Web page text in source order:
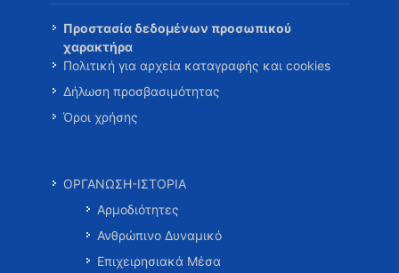
Προστασία δεδομένων προσωπικού
χαρακτήρα
Πολιτική για αρχεία καταγραφής και cookies
Δήλωση προσβασιμότητας
Όροι χρήσης
ΟΡΓΑΝΩΣΗ-ΙΣΤΟΡΙΑ
Αρμοδιότητες
Ανθρώπινο Δυναμικό
Επιχειρησιακά Μέσα